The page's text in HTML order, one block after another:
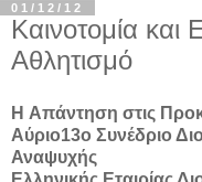
01/12/12
Καινοτομία και
Αθλητισμό
H Απάντηση στις
Αύριο13ο Συνέδριο
Αναψυχής